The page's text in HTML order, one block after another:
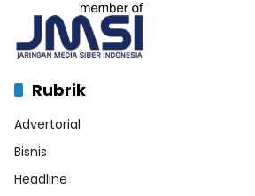
Rubrik
Advertorial
Bisnis
Headline